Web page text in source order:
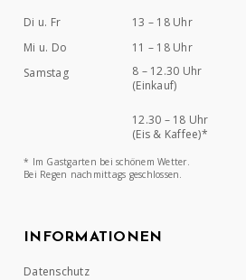
Di u. Fr
13 – 18 Uhr
Mi u. Do
11 – 18 Uhr
Samstag
8 – 12.30 Uhr
(Einkauf)
12.30 – 18 Uhr
(Eis & Kaffee)*
* Im Gastgarten bei schönem Wetter.
Bei Regen nachmittags geschlossen.
INFORMATIONEN
Datenschutz